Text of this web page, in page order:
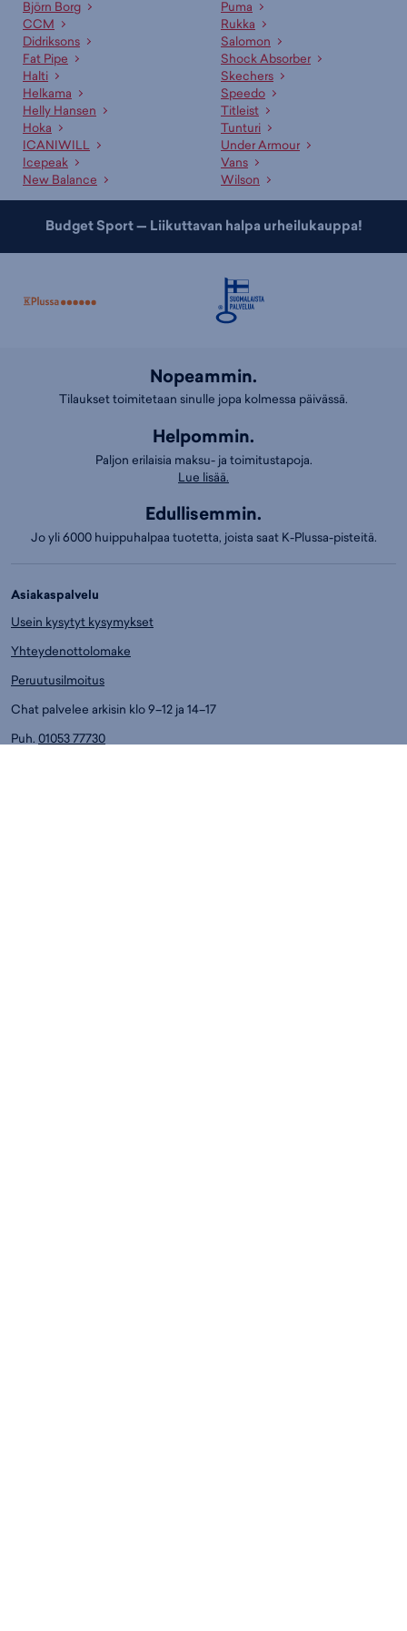
noudettavissa.
Asiakaspalvelumme ja myyjämme auttavat oikean tuotteen
valinnassa
Ammattitaitoinen asiakaspalvelumme sekä kauppojemme
asiantuntevat myyjät palvelevat sinua mielellään sopivan tuotteen ja
koon etsinnässä. Lisäksi meillä on useille tuotteille erinomaiset
valintaoppaat, jotka auttavat sopivan tuotteen valinnassa. Tutustu
myös kategorioihimme
juoksukengät
Björn Borg
CCM
Didriksons
Fat Pipe
Halti
Helkama
Helly Hansen
Hoka
ICANIWILL
Icepeak
New Balance
Puma
Rukka
Salomon
Shock Absorber
Skechers
Speedo
Titleist
Tunturi
Under Armour
Vans
Wilson
Budget Sport — Liikuttavan halpa urheilukauppa!
Nopeammin.
Tilaukset toimitetaan sinulle jopa kolmessa päivässä.
Helpommin.
Paljon erilaisia maksu- ja toimitustapoja.
Lue lisää.
Edullisemmin.
Jo yli 6000 huippuhalpaa tuotetta, joista saat K-Plussa-pisteitä.
Asiakaspalvelu
Usein kysytyt kysymykset
Yhteydenottolomake
Peruutusilmoitus
Chat palvelee arkisin klo 9–12 ja 14–17
Puh. 01053 77730